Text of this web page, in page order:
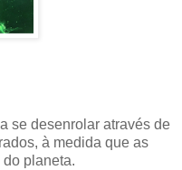
se desenrolar através de
à medida que as
planeta.